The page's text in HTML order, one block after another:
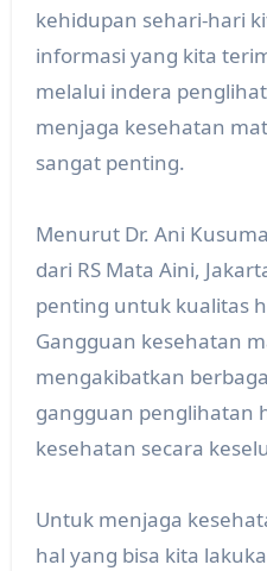
kehidupan sehari-hari
informasi yang kita
melalui indera
menjaga kesehatan
sangat penting.
Menurut Dr. Ani
dari RS Mata Aini,
penting untuk kualitas
Gangguan kesehatan
mengakibatkan
gangguan penglihatan
kesehatan secara
Untuk menjaga
hal yang bisa kita